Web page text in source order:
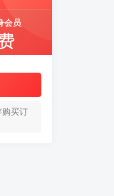
会员
买订